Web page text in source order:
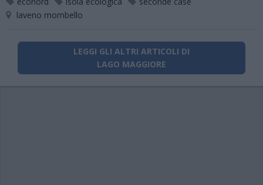
laveno mombello
LEGGI GLI ALTRI ARTICOLI DI
LAGO MAGGIORE